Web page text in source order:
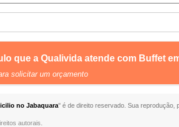
que a Qualivida atende com Buffet
solicitar um orçamento
no Jabaquara" é de direito reservado. Sua reprodução,
autorais